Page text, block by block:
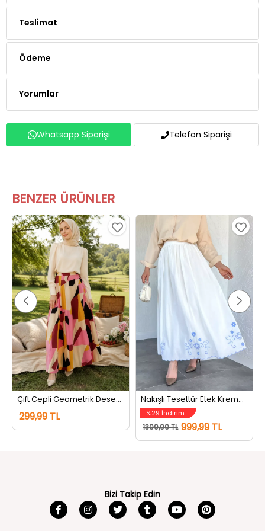
Teslimat
Ödeme
Yorumlar
Whatsapp Siparişi Telefon Siparişi
BENZER ÜRÜNLER
Çift Cepli Geometrik Desenli Tesettür Etek Pembe
299,99 TL
Nakışlı Tesettür Etek Kremmavili
%29 İndirim
1399,99 TL 999,99 TL
Bizi Takip Edin